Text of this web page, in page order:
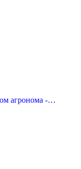
агронома -…